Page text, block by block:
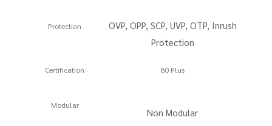
Protection
OVP, OPP, SCP, UVP, OTP, Inrush
Protection
Certification 80 Plus
Modular
Non Modular